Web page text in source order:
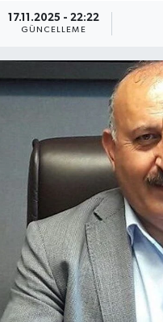
17.11.2025 - 22:22
GÜNCELLEME